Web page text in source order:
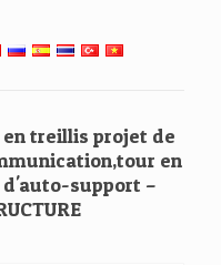
treillis projet de
en
support –